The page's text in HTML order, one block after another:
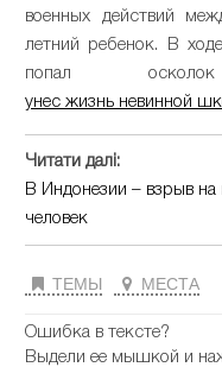
военных действий
летний ребенок. В
попал
унес жизнь невинной
Читати далі:
В Индонезии – взрыв
человек
ТЕМЫ МЕСТА
Ошибка в тексте?
Выдели ее мышкой и